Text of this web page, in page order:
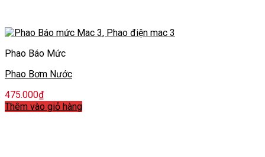
Phao Báo Mức
Phao Bơm Nước
475.000₫
Thêm vào giỏ hàng